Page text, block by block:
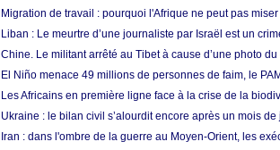
Migration de travail : pourquoi l'Afrique ne peut pas
Liban : Le meurtre d’une journaliste par Israël est un
Chine. Le militant arrêté au Tibet à cause d’une photo
El Niño menace 49 millions de personnes de faim, le
Les Africains en première ligne face à la crise de la
Ukraine : le bilan civil s’alourdit encore après un mois
Iran : dans l'ombre de la guerre au Moyen-Orient, les